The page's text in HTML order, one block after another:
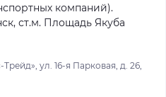
компаний).
ст.м. Площадь Якуба
ул. 16-я Парковая, д. 26,